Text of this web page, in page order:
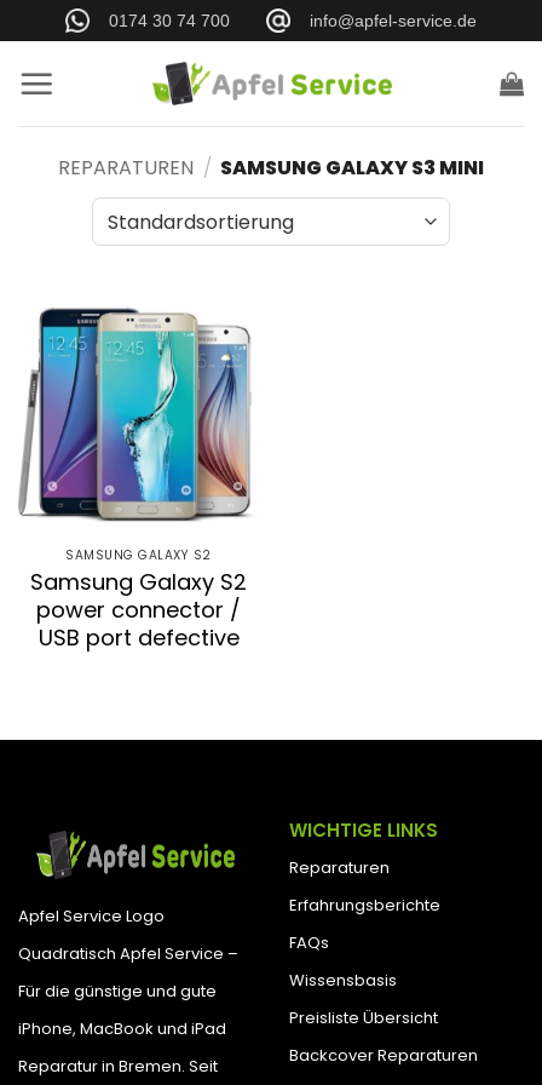
Inhalt
springen
0174 30 74 700 info@apfel-service.de
REPARATUREN / SAMSUNG GALAXY S3 MINI
SAMSUNG GALAXY S2
Samsung Galaxy S2
power connector /
USB port defective
Apfel Service Logo
Quadratisch Apfel Service –
Für die günstige und gute
iPhone, MacBook und iPad
Reparatur in Bremen. Seit
WICHTIGE LINKS
Reparaturen
Erfahrungsberichte
FAQs
Wissensbasis
Preisliste Übersicht
Backcover Reparaturen